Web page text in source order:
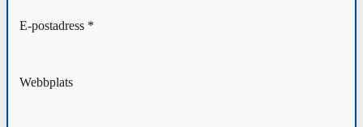
E-postadress *
Webbplats